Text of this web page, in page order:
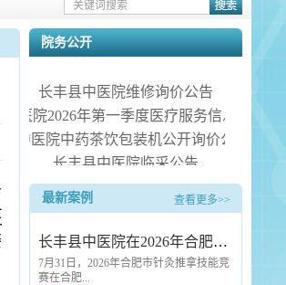
院务公开
长丰县中医院维修询价公告
院2026年第一季度医疗服务信息社会公开
医院中药茶饮包装机公开询价公告
长丰县中医院临采公告
长丰县中医院询价公告
房电热水器安装服务项目（二次） 中标候
最新案例 查看更多>>
长丰县中医院在2026年合肥市针灸推拿技能竞赛中斩获佳绩
7月31日，2026年合肥市针灸推拿技能竞
赛在合肥...